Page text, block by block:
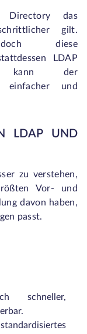
Directory das
gilt.
diese
LDAP
kann der
einfacher und
LDAP UND
zu verstehen,
Vor- und
davon haben,
passt.
schneller,